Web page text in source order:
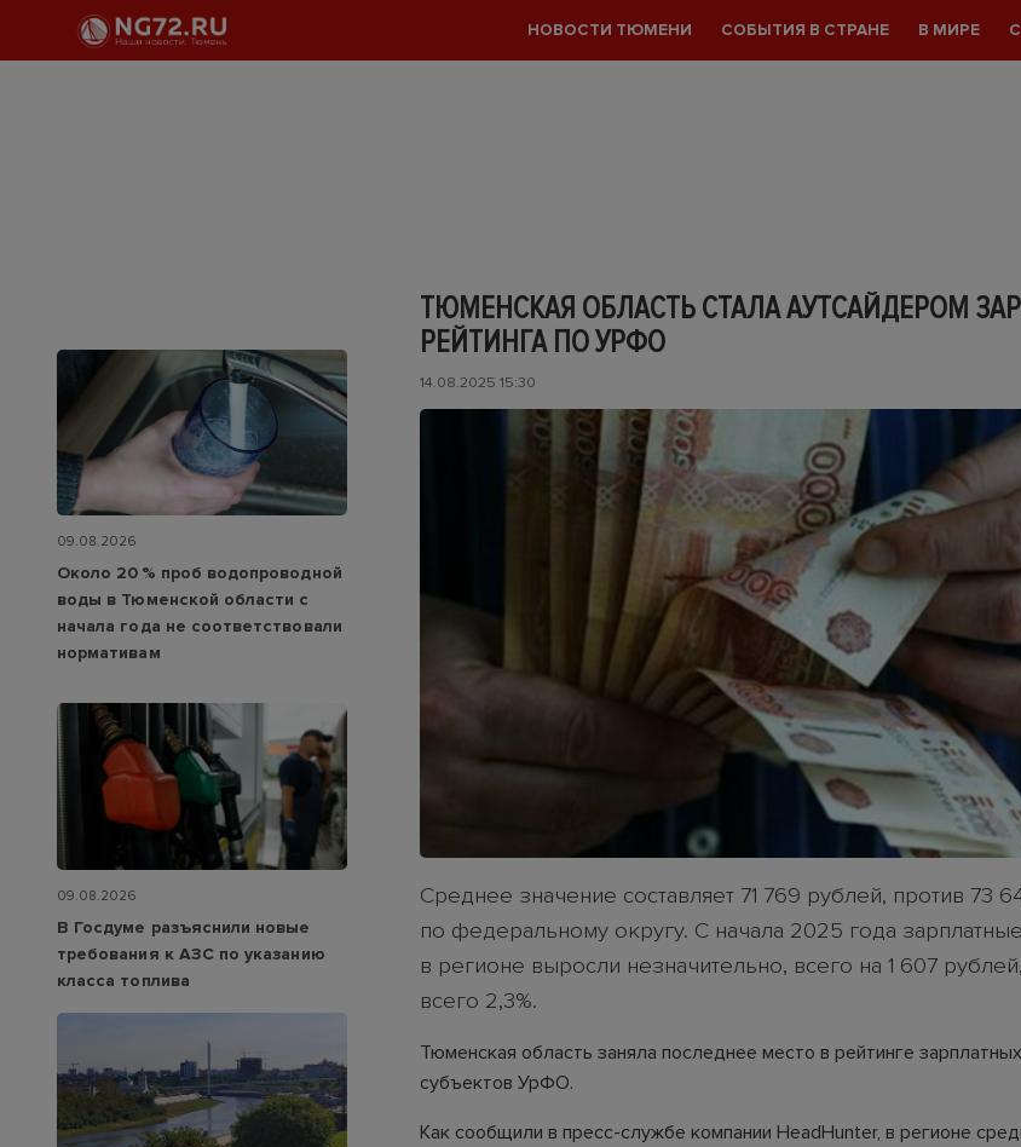
НОВОСТИ ТЮМЕНИ СОБЫТИЯ В СТРАНЕ В МИРЕ
ТЮМЕНСКАЯ ОБЛАСТЬ СТАЛА АУТСАЙДЕРОМ
РЕЙТИНГА ПО УРФО
14.08.2025 15:30
Среднее значение составляет 71 769 рублей, против 73
по федеральному округу. С начала 2025 года
в регионе выросли незначительно, всего на 1 607
всего 2,3%.
Тюменская область заняла последнее место в рейтинге
субъектов УрФО.
Как сообщили в пресс-службе компании HeadHunter, в регионе
09.08.2026
Около 20 % проб водопроводной
воды в Тюменской области с
начала года не соответствовали
нормативам
09.08.2026
В Госдуме разъяснили новые
требования к АЗС по указанию
класса топлива